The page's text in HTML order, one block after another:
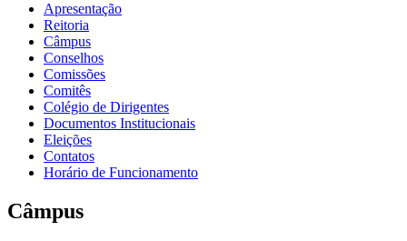
Apresentação
Reitoria
Câmpus
Conselhos
Comissões
Comitês
Colégio de Dirigentes
Documentos Institucionais
Eleições
Contatos
Horário de Funcionamento
Câmpus